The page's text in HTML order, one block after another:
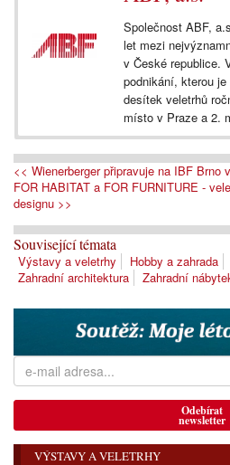
Společnost ABF,
let mezi
v České republice.
podnikání, kterou
desítek veletrhů
místo v Praze a 2.
<< Wienerberger připravuje na IBF Brno
FOR HABITAT a FOR FURNITURE -
designu >>
Související témata
Výstavy a veletrhy Hobby a zahrada
Zahradní architektura
Zahradní
Odebírat
newsletter
VÝSTAVY A VELETRHY